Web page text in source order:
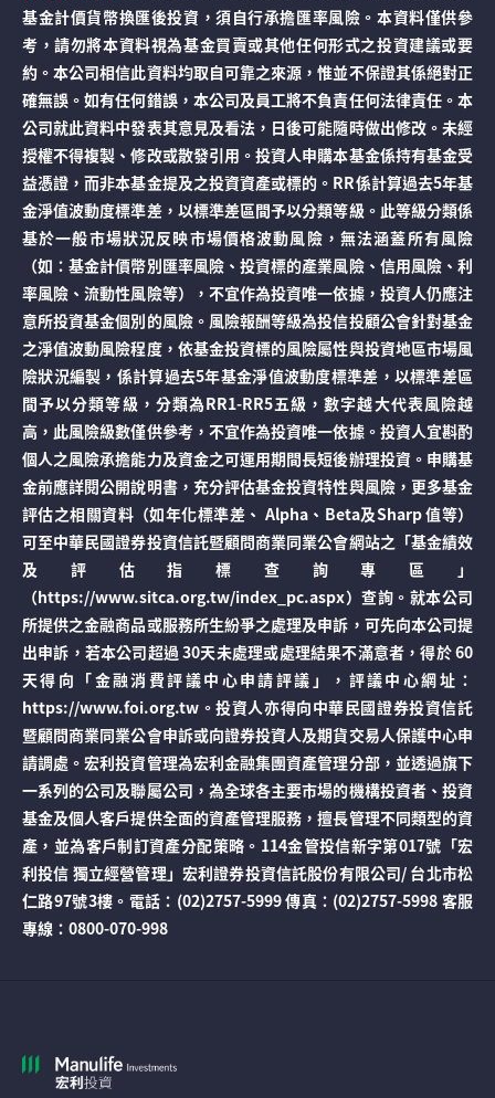
基金計價貨幣換匯後投資，須自行承擔匯率風險。本資料僅供參
考，請勿將本資料視為基金買賣或其他任何形式之投資建議或要
約。本公司相信此資料均取自可靠之來源，惟並不保證其係絕對正
確無誤。如有任何錯誤，本公司及員工將不負責任何法律責任。本
公司就此資料中發表其意見及看法，日後可能隨時做出修改。未經
授權不得複製、修改或散發引用。投資人申購本基金係持有基金受
益憑證，而非本基金提及之投資資產或標的。RR係計算過去5年基
金淨值波動度標準差，以標準差區間予以分類等級。此等級分類係
基於一般市場狀況反映市場價格波動風險，無法涵蓋所有風險
（如：基金計價幣別匯率風險、投資標的產業風險、信用風險、利
率風險、流動性風險等），不宜作為投資唯一依據，投資人仍應注
意所投資基金個別的風險。風險報酬等級為投信投顧公會針對基金
之淨值波動風險程度，依基金投資標的風險屬性與投資地區市場風
險狀況編製，係計算過去5年基金淨值波動度標準差，以標準差區
間予以分類等級，分類為RR1-RR5五級，數字越大代表風險越
高，此風險級數僅供參考，不宜作為投資唯一依據。投資人宜斟酌
個人之風險承擔能力及資金之可運用期間長短後辦理投資。申購基
金前應詳閱公開說明書，充分評估基金投資特性與風險，更多基金
評估之相關資料（如年化標準差、 Alpha、Beta及Sharp 值等）
可至中華民國證券投資信託暨顧問商業同業公會網站之「基金績效
及評估指標查詢專區」
（https://www.sitca.org.tw/index_pc.aspx）查詢。就本公司
所提供之金融商品或服務所生紛爭之處理及申訴，可先向本公司提
出申訴，若本公司超過 30天未處理或處理結果不滿意者，得於 60
天得向「金融消費評議中心申請評議」，評議中心網址：
https://www.foi.org.tw。投資人亦得向中華民國證券投資信託
暨顧問商業同業公會申訴或向證券投資人及期貨交易人保護中心申
請調處。宏利投資管理為宏利金融集團資產管理分部，並透過旗下
一系列的公司及聯屬公司，為全球各主要市場的機構投資者、投資
基金及個人客戶提供全面的資產管理服務，擅長管理不同類型的資
產，並為客戶制訂資產分配策略。114金管投信新字第017號「宏
利投信 獨立經營管理」宏利證券投資信託股份有限公司/ 台北市松
仁路97號3樓。電話：(02)2757-5999 傳真：(02)2757-5998 客服
專線：0800-070-998